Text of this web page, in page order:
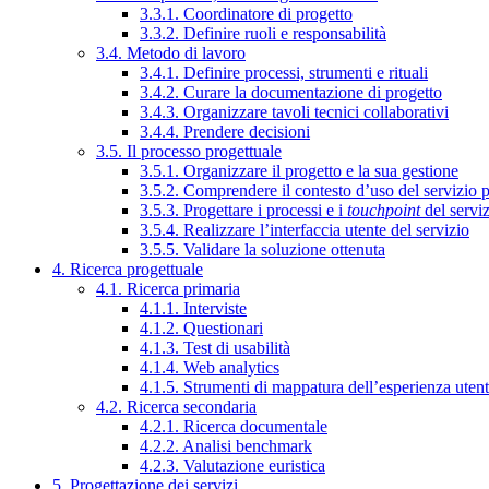
3.3.1. Coordinatore di progetto
3.3.2. Definire ruoli e responsabilità
3.4. Metodo di lavoro
3.4.1. Definire processi, strumenti e rituali
3.4.2. Curare la documentazione di progetto
3.4.3. Organizzare tavoli tecnici collaborativi
3.4.4. Prendere decisioni
3.5. Il processo progettuale
3.5.1. Organizzare il progetto e la sua gestione
3.5.2. Comprendere il contesto d’uso del servizio
3.5.3. Progettare i processi e i touchpointdel
3.5.4. Realizzare l’interfaccia utente del servizio
3.5.5. Validare la soluzione ottenuta
4. Ricerca progettuale
4.1. Ricerca primaria
4.1.1. Interviste
4.1.2. Questionari
4.1.3. Test di usabilità
4.1.4. Web analytics
4.1.5. Strumenti di mappatura dell’esperienza
4.2. Ricerca secondaria
4.2.1. Ricerca documentale
4.2.2. Analisi benchmark
4.2.3. Valutazione euristica
5. Progettazione dei servizi